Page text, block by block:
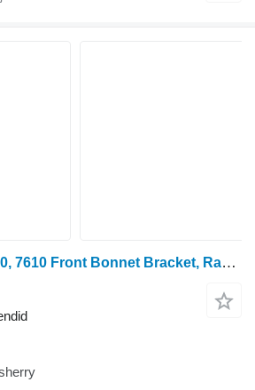
Ford 10 Series, 6610, 7610 Front Bonnet Bracket, Radiator Shell E0nn8 E0NN8N096AA11B tüübi jaoks ratastraktori